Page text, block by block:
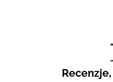
Recenzje,